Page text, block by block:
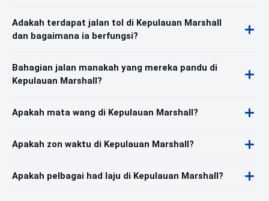
Adakah terdapat jalan tol di Kepulauan Marshall
dan bagaimana ia berfungsi?
Bahagian jalan manakah yang mereka pandu di
Kepulauan Marshall?
Apakah mata wang di Kepulauan Marshall?
Apakah zon waktu di Kepulauan Marshall?
Apakah pelbagai had laju di Kepulauan Marshall?